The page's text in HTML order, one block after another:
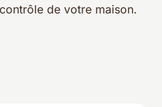
de votre maison.